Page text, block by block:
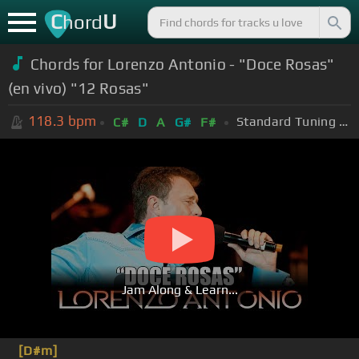
ChordU
Chords for Lorenzo Antonio - "Doce Rosas"
(en vivo) "12 Rosas"
118.3 bpm C# D A G# F# Standard Tuning (EADGBE)
Jam Along & Learn...
[D#m]